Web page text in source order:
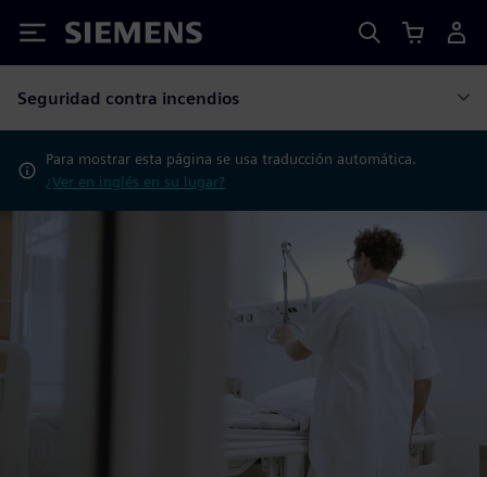
Siemens
Seguridad contra incendios
Para mostrar esta página se usa traducción automática.
¿Ver en inglés en su lugar?